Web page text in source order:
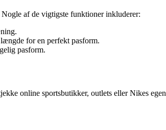
af de vigtigste funktioner inkluderer:
for en perfekt pasform.
pasform.
online sportsbutikker, outlets eller Nikes